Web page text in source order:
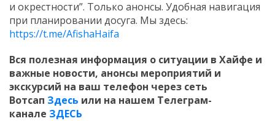
и окрестности”. Только анонсы. Удобная навигация
при планировании досуга. Мы здесь:
https://t.me/AfishaHaifa
Вся полезная информация о ситуации в Хайфе и
важные новости, анонсы мероприятий и
экскурсий на ваш телефон через сеть
Вотсап Здесь или на нашем Телеграм-
канале ЗДЕСЬ